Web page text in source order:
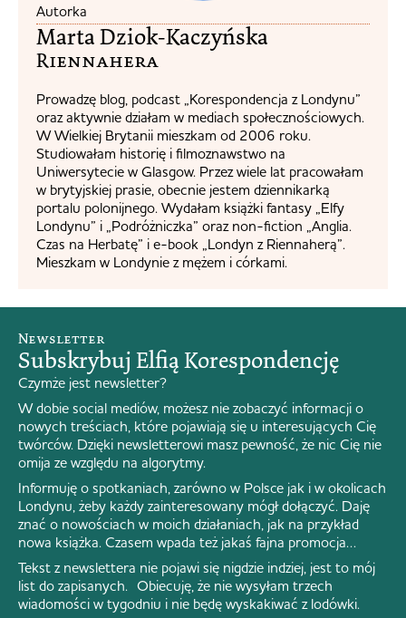
Autorka
Marta Dziok-Kaczyńska
Riennahera​
Prowadzę blog, podcast „Korespondencja z Londynu”
oraz aktywnie działam w mediach społecznościowych.
W Wielkiej Brytanii mieszkam od 2006 roku.
Studiowałam historię i filmoznawstwo na
Uniwersytecie w Glasgow. Przez wiele lat pracowałam
w brytyjskiej prasie, obecnie jestem dziennikarką
portalu polonijnego. Wydałam książki fantasy „Elfy
Londynu” i „Podróżniczka” oraz non-fiction „Anglia.
Czas na Herbatę” i e-book „Londyn z Riennaherą”.
Mieszkam w Londynie z mężem i córkami.
Newsletter
Subskrybuj Elfią Korespondencję
Czymże jest newsletter?
W dobie social mediów, możesz nie zobaczyć informacji o
nowych treściach, które pojawiają się u interesujących Cię
twórców. Dzięki newsletterowi masz pewność, że nic Cię nie
omija ze względu na algorytmy.
Informuję o spotkaniach, zarówno w Polsce jak i w okolicach
Londynu, żeby każdy zainteresowany mógł dołączyć. Daję
znać o nowościach w moich działaniach, jak na przykład
nowa książka. Czasem wpada też jakaś fajna promocja…
Tekst z newslettera nie pojawi się nigdzie indziej, jest to mój
list do zapisanych. Obiecuję, że nie wysyłam trzech
wiadomości w tygodniu i nie będę wyskakiwać z lodówki.